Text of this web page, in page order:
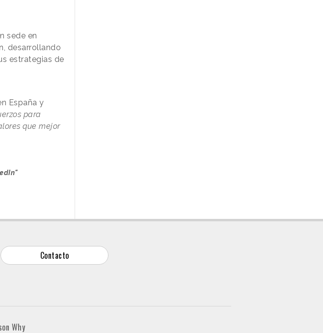
sede en
desarrollando
estrategias de
España y
para
que mejor
Contacto
Why